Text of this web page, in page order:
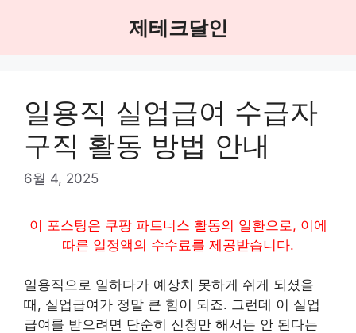
제테크달인
일용직 실업급여 수급자
구직 활동 방법 안내
6월 4, 2025
이 포스팅은 쿠팡 파트너스 활동의 일환으로, 이에
따른 일정액의 수수료를 제공받습니다.
일용직으로 일하다가 예상치 못하게 쉬게 되셨을
때, 실업급여가 정말 큰 힘이 되죠. 그런데 이 실업
급여를 받으려면 단순히 신청만 해서는 안 된다는